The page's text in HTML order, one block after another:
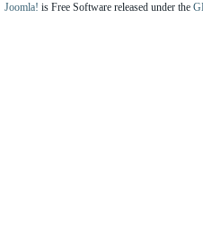
Joomla! is Free Software released under the